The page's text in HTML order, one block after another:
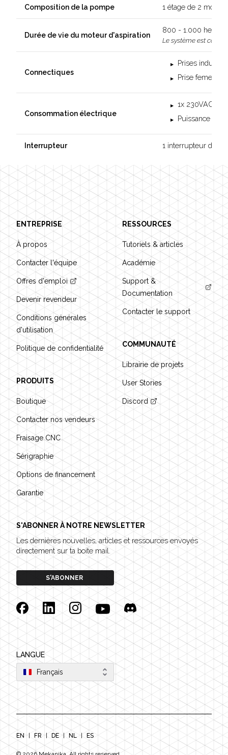
Composition de la pompe 1 étage de 2
Durée de vie du moteur d'aspiration
800 - 1.000
Le système est
Connectiques
Prises
Prise femelle
Consommation électrique
1x 230VAC -
Puissance
Interrupteur 1 interrupteur de
Footer
ENTREPRISE
À propos
Contacter l'équipe
Offres d'emploi
Devenir revendeur
Conditions générales
d'utilisation
Politique de confidentialité
PRODUITS
Boutique
Contacter nos vendeurs
Fraisage CNC
Sérigraphie
Options de financement
Garantie
RESSOURCES
Tutoriels & articles
Académie
Support &
Documentation
Contacter le support
COMMUNAUTÉ
Librairie de projets
User Stories
Discord
S'ABONNER À NOTRE NEWSLETTER
Les dernières nouvelles, articles et ressources envoyés
directement sur ta boite mail.
S'ABONNER
FacebookLinkedinInstagramYouTubeDiscord
LANGUE
Français
EN FR DE NL ES